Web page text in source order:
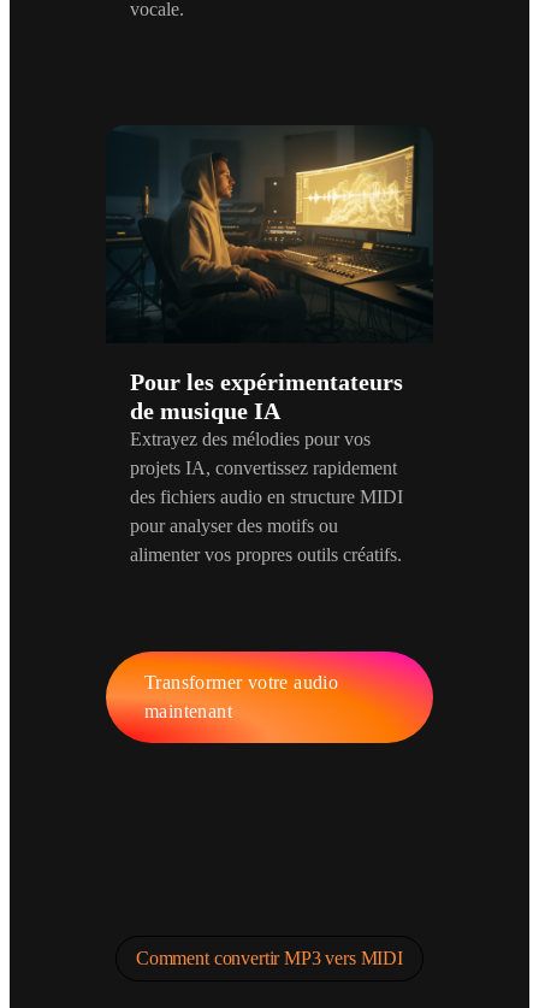
vocale.
Pour les expérimentateurs
de musique IA
Extrayez des mélodies pour vos
projets IA, convertissez rapidement
des fichiers audio en structure MIDI
pour analyser des motifs ou
alimenter vos propres outils créatifs.
Transformer votre audio
maintenant
Comment convertir MP3 vers MIDI